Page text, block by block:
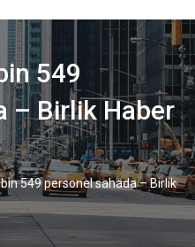
549
– Birlik Haber
bin 549 personel sahada – Birlik